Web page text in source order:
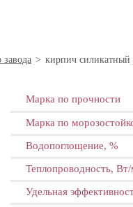
> кирпич силикатный
Марка по прочности
Марка по
Водопоглощение, %
Теплопроводность,
Удельная